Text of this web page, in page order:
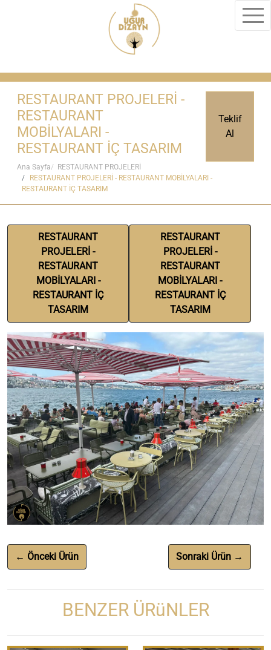
RESTAURANT PROJELERİ -
RESTAURANT
MOBİLYALARI -
RESTAURANT İÇ TASARIM
Teklif
Al
Ana Sayfa
RESTAURANT PROJELERİ
RESTAURANT PROJELERİ - RESTAURANT MOBİLYALARI -
RESTAURANT İÇ TASARIM
RESTAURANT
PROJELERİ -
RESTAURANT
MOBİLYALARI -
RESTAURANT İÇ
TASARIM
RESTAURANT
PROJELERİ -
RESTAURANT
MOBİLYALARI -
RESTAURANT İÇ
TASARIM
← Önceki Ürün Sonraki Ürün →
BENZER ÜRüNLER